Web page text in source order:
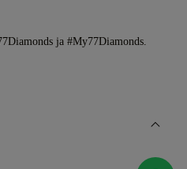
ja #My77Diamonds.